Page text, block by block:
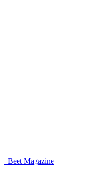
Beet Magazine